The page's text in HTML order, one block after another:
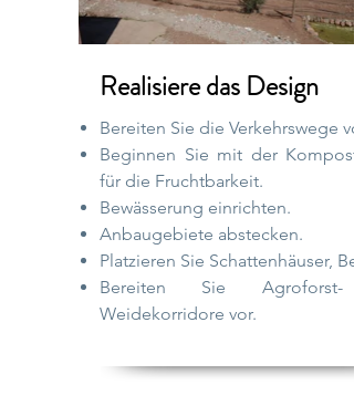
Realisiere das Design
Bereiten Sie die Verkehrswege
Beginnen Sie mit der
für die Fruchtbarkeit.
Bewässerung einrichten.
Anbaugebiete abstecken.
Platzieren Sie Schattenhäuser,
Bereiten Sie
Weidekorridore vor.